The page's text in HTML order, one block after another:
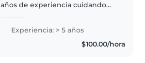
años de experiencia cuidando
preescolares hasta adolescentes.
Soy una persona responsable,
Experiencia: > 5 años
$100.00/hora